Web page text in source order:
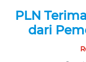
PLN
dari
UTAMA